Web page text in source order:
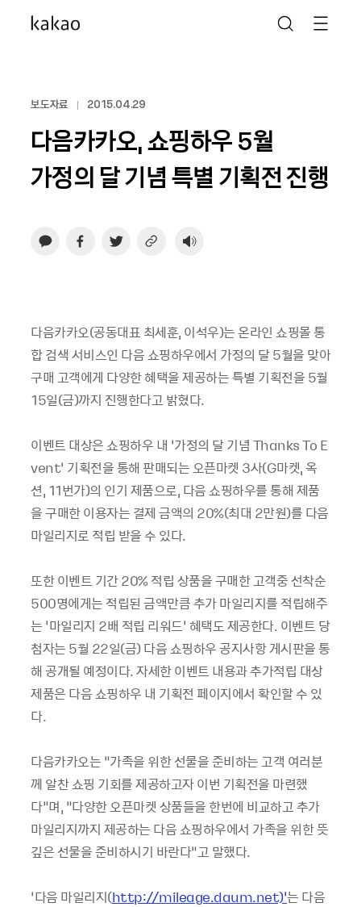
보도자료 2015.04.29
다음카카오, 쇼핑하우 5월
가정의 달 기념 특별 기획전 진행
다음카카오(공동대표 최세훈, 이석우)는 온라인 쇼핑몰 통
합 검색 서비스인 다음 쇼핑하우에서 가정의 달 5월을 맞아
구매 고객에게 다양한 혜택을 제공하는 특별 기획전을 5월
15일(금)까지 진행한다고 밝혔다.
이벤트 대상은 쇼핑하우 내 ‘가정의 달 기념 Thanks To E
vent’ 기획전을 통해 판매되는 오픈마켓 3사(G마켓, 옥
션, 11번가)의 인기 제품으로, 다음 쇼핑하우를 통해 제품
을 구매한 이용자는 결제 금액의 20%(최대 2만원)를 다음
마일리지로 적립 받을 수 있다.
또한 이벤트 기간 20% 적립 상품을 구매한 고객중 선착순
500명에게는 적립된 금액만큼 추가 마일리지를 적립해주
는 ‘마일리지 2배 적립 리워드’ 혜택도 제공한다. 이벤트 당
첨자는 5월 22일(금) 다음 쇼핑하우 공지사항 게시판을 통
해 공개될 예정이다. 자세한 이벤트 내용과 추가적립 대상
제품은 다음 쇼핑하우 내 기획전 페이지에서 확인할 수 있
다.
다음카카오는 “가족을 위한 선물을 준비하는 고객 여러분
께 알찬 쇼핑 기회를 제공하고자 이번 기획전을 마련했
다”며, “다양한 오픈마켓 상품들을 한번에 비교하고 추가
마일리지까지 제공하는 다음 쇼핑하우에서 가족을 위한 뜻
깊은 선물을 준비하시기 바란다”고 말했다.
‘다음 마일리지(http://mileage.daum.net)’는 다음